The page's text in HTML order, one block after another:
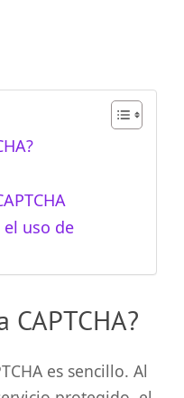
uso de
es sencillo. Al